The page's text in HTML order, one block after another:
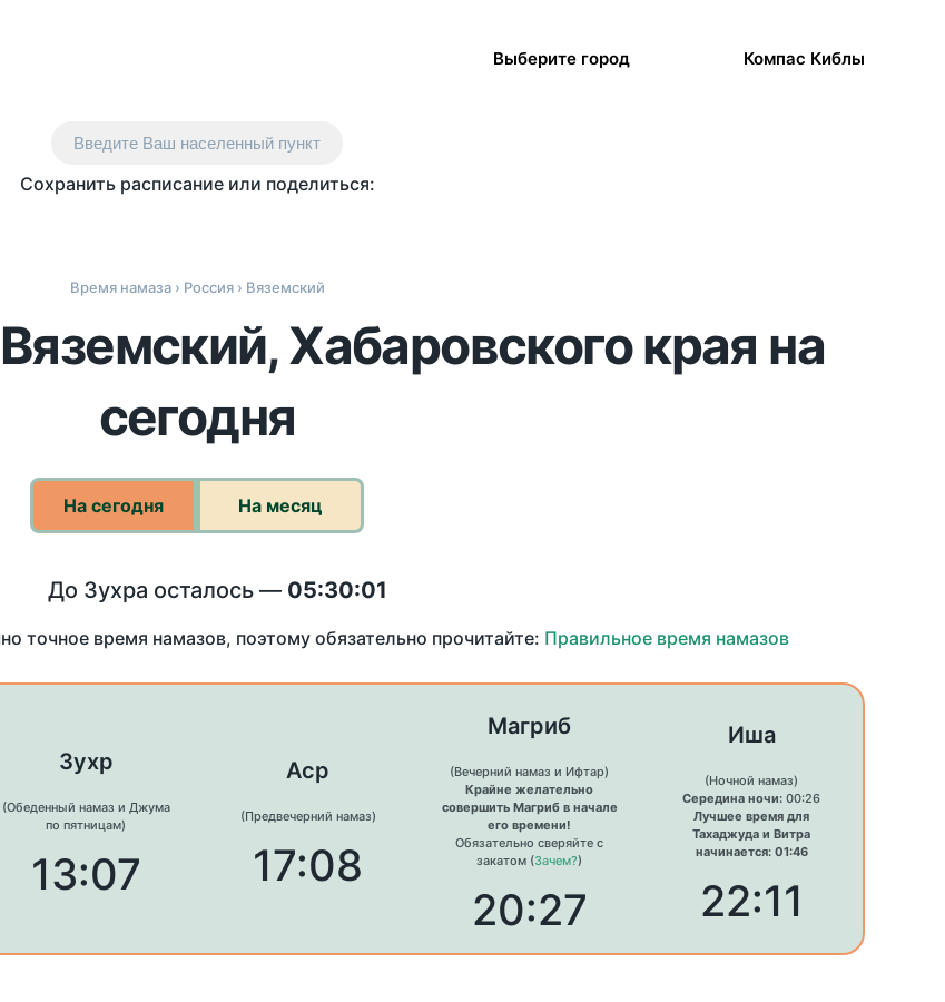
Выберите город Компас Киблы
Введите Ваш населенный пункт
Сохранить расписание или поделиться:
Время намаза› Россия› Вяземский
Хабаровского края на
сегодня
На сегодня На месяц
До Зухра осталось — 05:30:01
точное время намазов, поэтому обязательно прочитайте: Правильное время намазов
Зухр
(Обеденный намаз и Джума
по пятницам)
13:07
Аср
(Предвечерний намаз)
17:08
Магриб
(Вечерний намаз и Ифтар)
Крайне желательно
совершить Магриб в начале
его времени!
Обязательно сверяйте с
закатом (Зачем?)
20:27
Иша
(Ночной намаз)
Середина ночи: 00:26
Лучшее время для
Тахаджуда и Витра
начинается: 01:46
22:11